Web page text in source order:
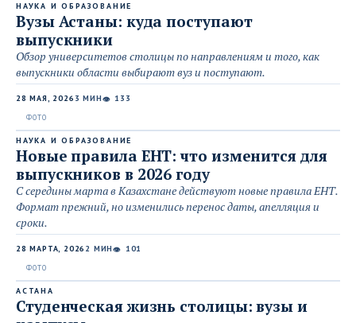
НАУКА И ОБРАЗОВАНИЕ
Вузы Астаны: куда поступают
выпускники
Обзор университетов столицы по направлениям и того, как
выпускники области выбирают вуз и поступают.
28 МАЯ, 2026 3 МИН👁 133
НАУКА И ОБРАЗОВАНИЕ
Новые правила ЕНТ: что изменится для
выпускников в 2026 году
С середины марта в Казахстане действуют новые правила ЕНТ.
Формат прежний, но изменились перенос даты, апелляция и
сроки.
28 МАРТА, 2026 2 МИН👁 101
АСТАНА
Студенческая жизнь столицы: вузы и